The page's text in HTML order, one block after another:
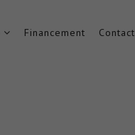
Financement Contact